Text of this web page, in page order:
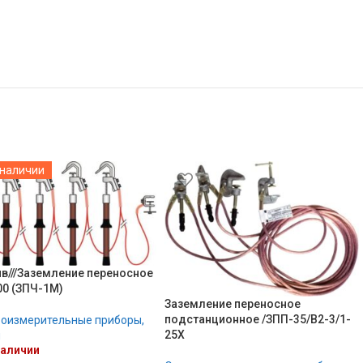
Заземление переносное
(ЗПЧ-1М)
приборы,
Заземление переносное
подстанционное /ЗПП-35/В2-3/1-
25Х